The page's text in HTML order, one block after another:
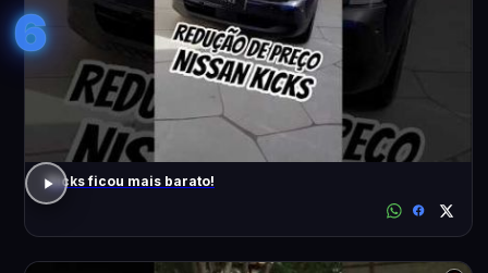
6
Kicks ficou mais barato!